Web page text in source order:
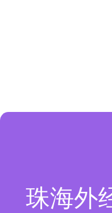
珠海外